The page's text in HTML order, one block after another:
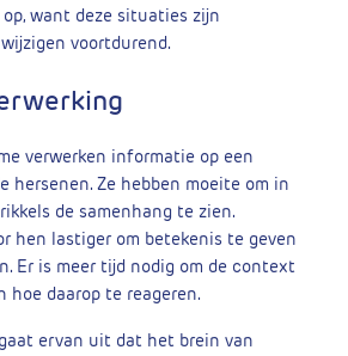
want deze situaties zijn
voortdurend.
verwerken informatie op een
hersenen. Ze hebben moeite om in
de samenhang te zien.
hen lastiger om betekenis te geven
Er is meer tijd nodig om de context
hoe daarop te reageren.
ervan uit dat het brein van